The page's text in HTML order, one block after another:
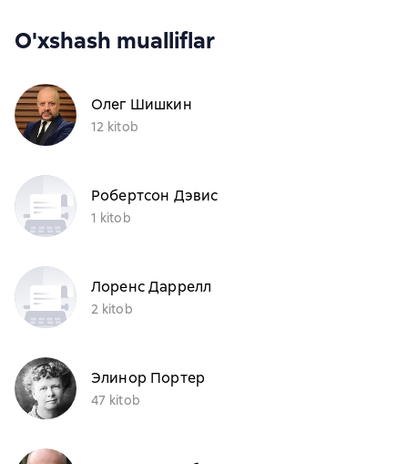
O'xshash mualliflar
Олег Шишкин
12 kitob
Робертсон Дэвис
1 kitob
Лоренс Даррелл
2 kitob
Элинор Портер
47 kitob